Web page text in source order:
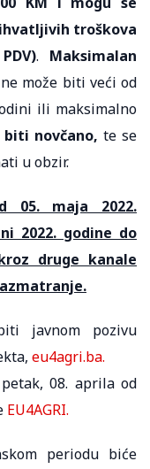
troškova
. Maksimalan
može biti veći od
ili maksimalno
novčano, te se
u obzir.
05. maja 2022.
2022. godine do
druge kanale
javnom pozivu
eu4agri.ba.
08. aprila od
EU4AGRI.
periodu biće